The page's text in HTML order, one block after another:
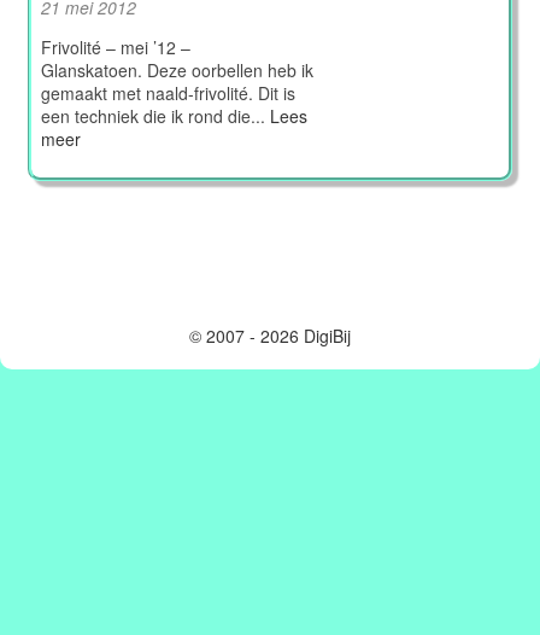
21 mei 2012
Frivolité – mei ’12 –
Glanskatoen. Deze oorbellen heb ik
gemaakt met naald-frivolité. Dit is
een techniek die ik rond die... Lees
meer
© 2007 - 2026 DigiBij